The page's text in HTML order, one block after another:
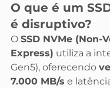
O que é um
é disruptivo?
O SSD NVMe (Non-
Express) utiliza a
Gen5), oferecendo
7.000 MB/s e